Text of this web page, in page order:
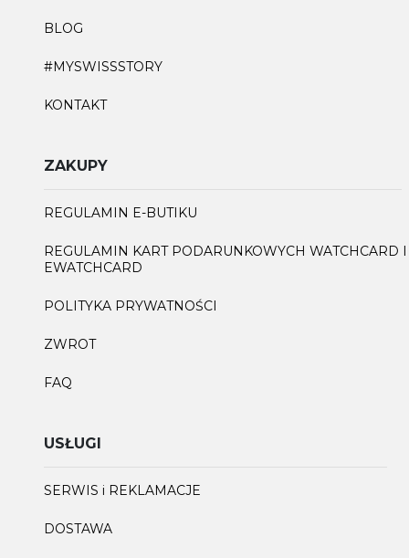
BLOG
#MYSWISSSTORY
KONTAKT
ZAKUPY
REGULAMIN E-BUTIKU
REGULAMIN KART PODARUNKOWYCH WATCHCARD I
EWATCHCARD
POLITYKA PRYWATNOŚCI
ZWROT
FAQ
USŁUGI
SERWIS i REKLAMACJE
DOSTAWA